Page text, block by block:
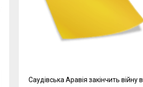
Саудівська Аравія закінчить війну в